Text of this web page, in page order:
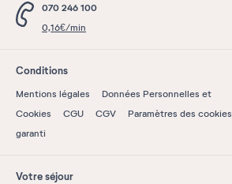
070 246 100
0,16€/min
Conditions
Mentions légales
Données Personnelles et
Cookies
CGU CGV Paramètres des cookies
garanti
Votre séjour